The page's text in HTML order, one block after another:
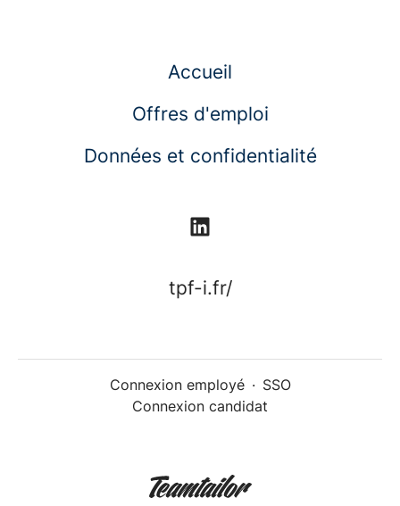
Accueil
Offres d'emploi
Données et confidentialité
tpf-i.fr/
Connexion employé · SSO
Connexion candidat